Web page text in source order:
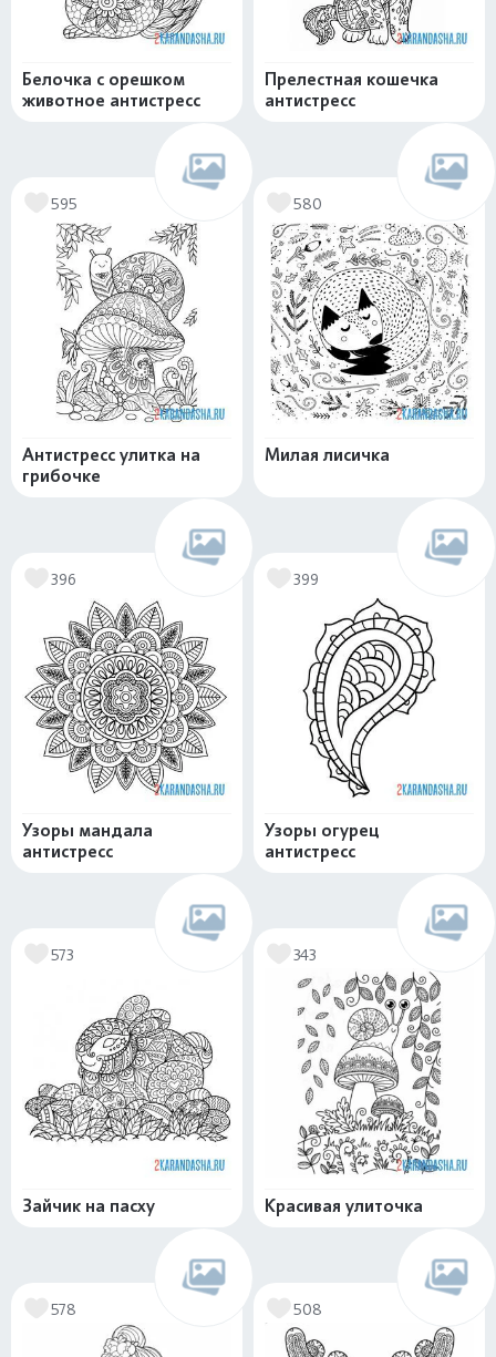
Белочка с орешком
животное антистресс
Прелестная кошечка
антистресс
595
Антистресс улитка на
грибочке
580
Милая лисичка
396
Узоры мандала
антистресс
399
Узоры огурец
антистресс
573
Зайчик на пасху
343
Красивая улиточка
578 508